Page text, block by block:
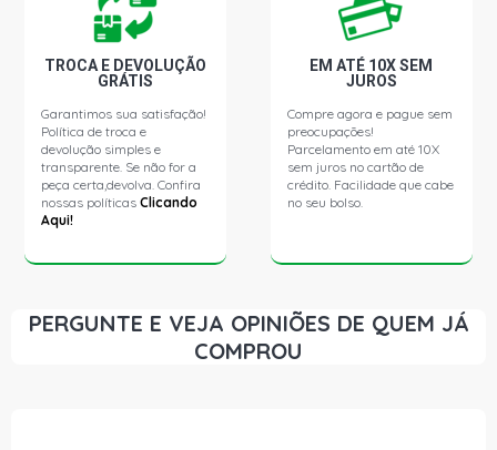
TROCA E DEVOLUÇÃO
GRÁTIS
Garantimos sua satisfação!
Política de troca e
devolução simples e
transparente. Se não for a
peça certa,devolva. Confira
nossas políticasClicando
Aqui!
EM ATÉ 10X SEM
JUROS
Compre agora e pague sem
preocupações!
Parcelamento em até 10X
sem juros no cartão de
crédito. Facilidade que cabe
no seu bolso.
PERGUNTE E VEJA OPINIÕES DE QUEM JÁ
COMPROU